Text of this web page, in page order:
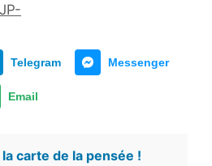
JP-
Telegram Messenger
Email
carte de la pensée !